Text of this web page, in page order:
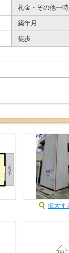
礼金・その他一
築年月
徒歩
拡大す